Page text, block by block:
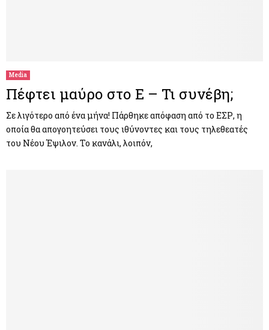
Media
Πέφτει μαύρο στο Ε – Τι συνέβη;
Σε λιγότερο από ένα μήνα! Πάρθηκε απόφαση από το ΕΣΡ, η
οποία θα απογοητεύσει τους ιθύνοντες και τους τηλεθεατές
του Νέου Έψιλον. Το κανάλι, λοιπόν,